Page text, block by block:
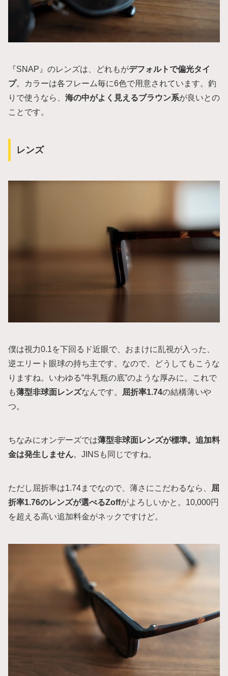
『SNAP』のレンズは、どれもがデフォルトで偏光タイ
プ。カラーは各フレーム毎に6色で用意されています。釣
りで使うなら、 海の中がよく見えるブラウン系が良いとの
ことです。
レンズ
僕は視力0.1を下回るド近眼で、おまけに乱視が入った、
逆エリート眼球の持ち主です。なので、どうしてもこうな
りますね。いわゆる”牛乳瓶の底”のような厚みに。これで
も薄型非球面レンズなんです。 屈折率1.74の結構薄いや
つ。
ちなみにオンデーズでは薄型非球面レンズが標準。追加料
金は発生しません。JINSも同じですね。
ただし屈折率は1.74までなので、薄さにこだわるなら、 屈
折率1.76のレンズが選べるZoffがよろしいかと。10,000円
を超える高い追加料金がネックですけど。